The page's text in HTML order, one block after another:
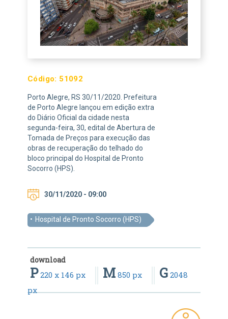
Código: 51092
Porto Alegre, RS 30/11/2020. Prefeitura
de Porto Alegre lançou em edição extra
do Diário Oficial da cidade nesta
segunda-feira, 30, edital de Abertura de
Tomada de Preços para execução das
obras de recuperação do telhado do
bloco principal do Hospital de Pronto
Socorro (HPS).
30/11/2020 - 09:00
Hospital de Pronto Socorro (HPS)
download
P220 x 146 px M 850 px G 2048
px